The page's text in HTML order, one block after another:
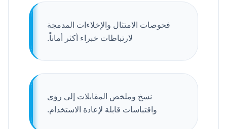
فحوصات الامتثال والإخلاءات المدمجة
لارتباطات خبراء أكثر أماناً.
نسخ وملخص المقابلات إلى رؤى
واقتباسات قابلة لإعادة الاستخدام.